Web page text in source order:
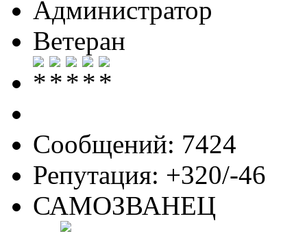
Администратор
Ветеран
Сообщений: 7424
Репутация: +320/-46
САМОЗВАНЕЦ